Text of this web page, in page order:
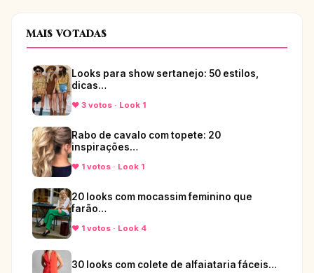
MAIS VOTADAS
Looks para show sertanejo: 50 estilos,
dicas…
♥ 3 votos · Look 1
Rabo de cavalo com topete: 20
inspirações…
♥ 1 votos · Look 1
20 looks com mocassim feminino que
farão…
♥ 1 votos · Look 4
30 looks com colete de alfaiataria fáceis…